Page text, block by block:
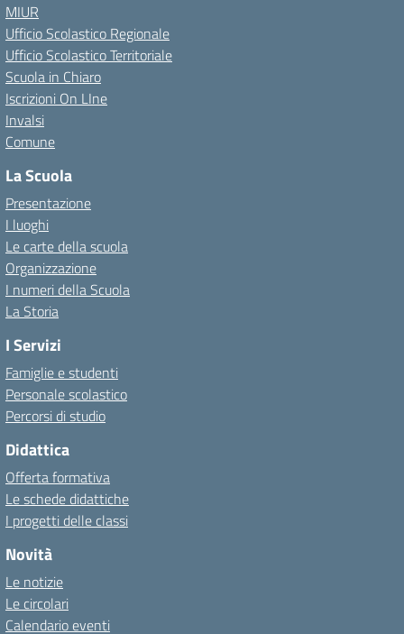
MIUR
Ufficio Scolastico Regionale
Ufficio Scolastico Territoriale
Scuola in Chiaro
Iscrizioni On LIne
Invalsi
Comune
La Scuola
Presentazione
I luoghi
Le carte della scuola
Organizzazione
I numeri della Scuola
La Storia
I Servizi
Famiglie e studenti
Personale scolastico
Percorsi di studio
Didattica
Offerta formativa
Le schede didattiche
I progetti delle classi
Novità
Le notizie
Le circolari
Calendario eventi